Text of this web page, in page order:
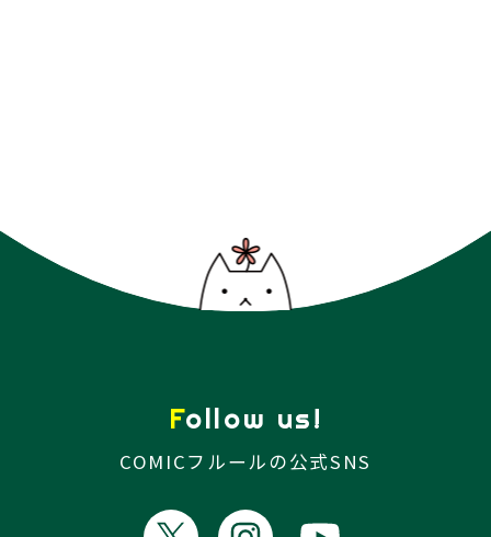
Follow us!
COMICフルールの公式SNS